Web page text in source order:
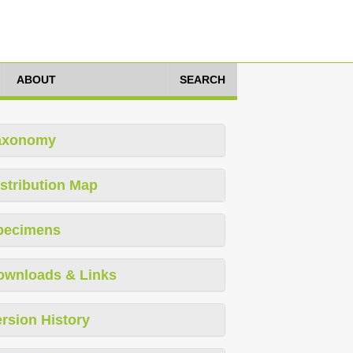
ABOUT SEARCH
Map
& Links
History